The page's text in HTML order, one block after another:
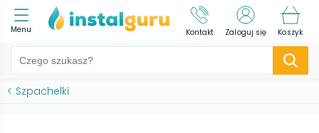
Menu Kontakt Zaloguj się Koszyk
< Szpachelki